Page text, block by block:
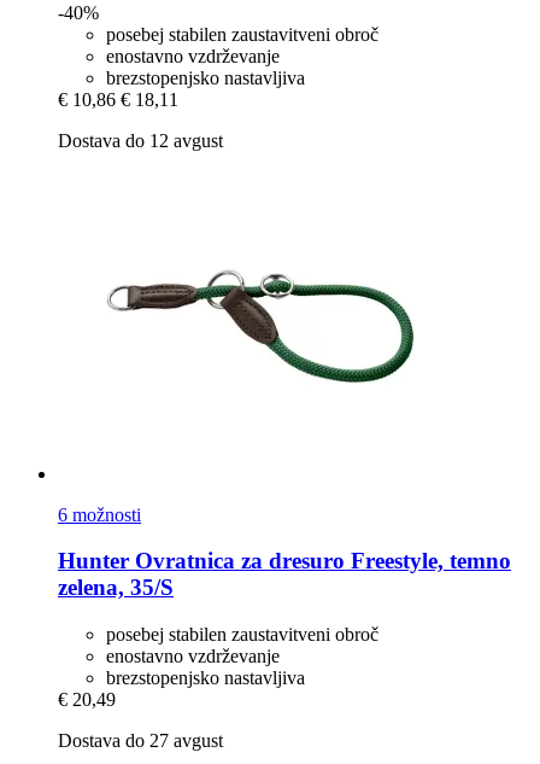
-40%
posebej stabilen zaustavitveni obroč
enostavno vzdrževanje
brezstopenjsko nastavljiva
€ 10,86 € 18,11
Dostava do 12 avgust
6 možnosti
Hunter Ovratnica za dresuro Freestyle, temno
zelena, 35/S
posebej stabilen zaustavitveni obroč
enostavno vzdrževanje
brezstopenjsko nastavljiva
€ 20,49
Dostava do 27 avgust